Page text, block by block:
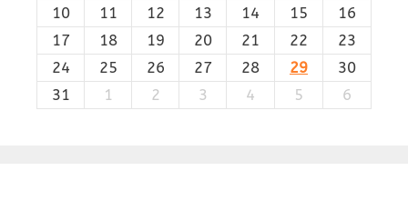
10
11 12 13 14 15
16
17
18 19 20 21 22
23
24
25 26 27 28 29
30
31
1 2 3 4 5 6